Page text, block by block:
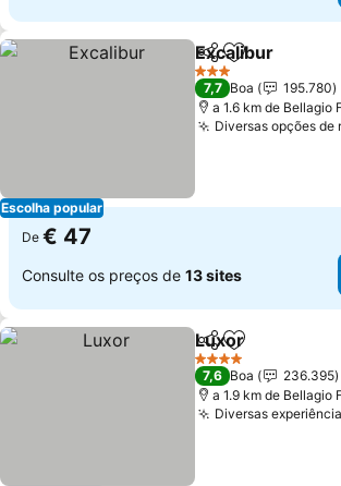
Escolha popular
PartilharAdicionar
Excalibur
3 Estrelas
7,7 Boa
195.780
a 1.6 km de Bellagio
Diversas opções de
De € 47
Consulte os preços de 13 sites
PartilharAdicionar
Luxor
4 Estrelas
7,6 Boa
236.395
a 1.9 km de Bellagio
Diversas